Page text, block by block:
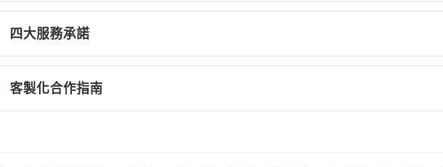
四大服務承諾
客製化合作指南